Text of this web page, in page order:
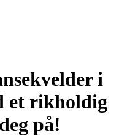
i
et rikholdig
på!